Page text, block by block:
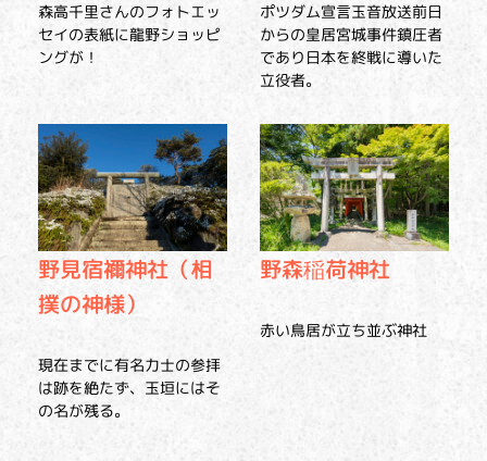
森高千里さんのフォトエッ
セイの表紙に龍野ショッピ
ングが！
ポツダム宣言玉音放送前日
からの皇居宮城事件鎮圧者
であり日本を終戦に導いた
立役者。
野見宿禰神社（相
撲の神様）
現在までに有名力士の参拝
は跡を絶たず、玉垣にはそ
の名が残る。
野森稲荷神社
赤い鳥居が立ち並ぶ神社